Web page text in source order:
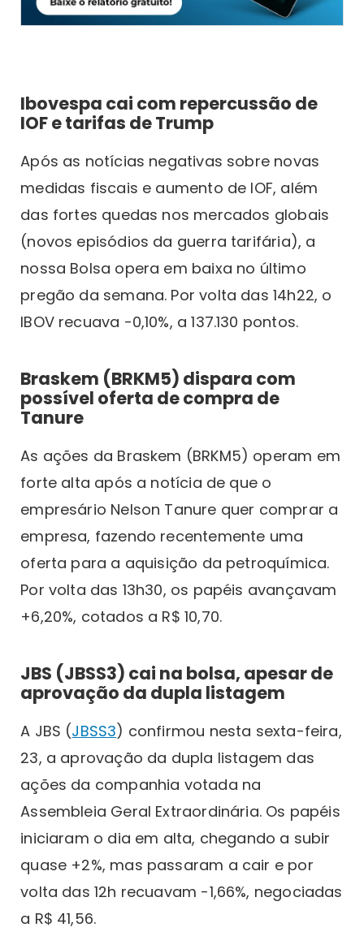
Ibovespa cai com repercussão de
IOF e tarifas de Trump
Após as notícias negativas sobre novas
medidas fiscais e aumento de IOF, além
das fortes quedas nos mercados globais
(novos episódios da guerra tarifária), a
nossa Bolsa opera em baixa no último
pregão da semana. Por volta das 14h22, o
IBOV recuava -0,10%, a 137.130 pontos.
Braskem (BRKM5) dispara com
possível oferta de compra de
Tanure
As ações da Braskem (BRKM5) operam em
forte alta após a notícia de que o
empresário Nelson Tanure quer comprar a
empresa, fazendo recentemente uma
oferta para a aquisição da petroquímica.
Por volta das 13h30, os papéis avançavam
+6,20%, cotados a R$ 10,70.
JBS (JBSS3) cai na bolsa, apesar de
aprovação da dupla listagem
A JBS (JBSS3) confirmou nesta sexta-feira,
23, a aprovação da dupla listagem das
ações da companhia votada na
Assembleia Geral Extraordinária. Os papéis
iniciaram o dia em alta, chegando a subir
quase +2%, mas passaram a cair e por
volta das 12h recuavam -1,66%, negociadas
a R$ 41,56.